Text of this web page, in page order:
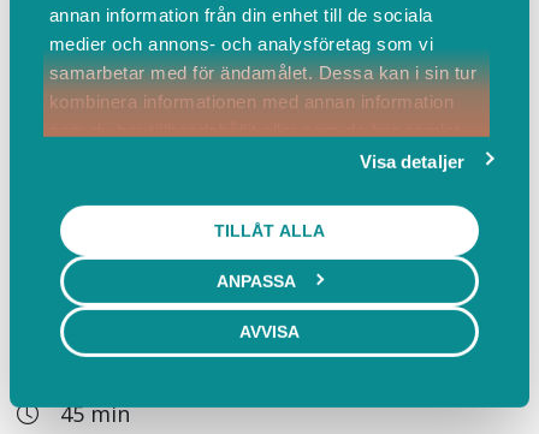
annan information från din enhet till de sociala
medier och annons- och analysföretag som vi
samarbetar med för ändamålet. Dessa kan i sin tur
kombinera informationen med annan information
Visa detaljer
TILLÅT ALLA
ANPASSA
AVVISA
Behandlingen sker på plats i en trygg och
stillsam miljö på Utopia Yoga Studio i Västerås
på Sigurdsgatan 6. Själva behandlingen är 60
minuter med tid innan och efter för att landa.
BOKA
Mer info
Reiki
45 min